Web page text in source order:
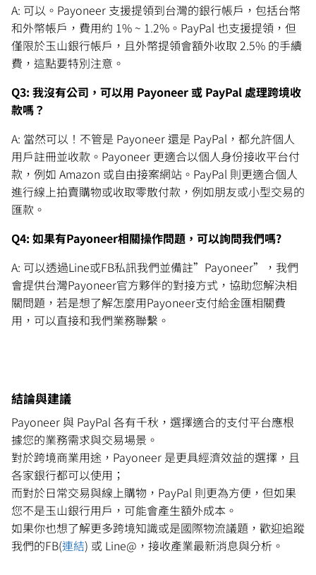
A: 可以。Payoneer 支援提領到台灣的銀行帳戶，包括台幣
和外幣帳戶，費用約 1% ~ 1.2%。PayPal 也支援提領，但
僅限於玉山銀行帳戶，且外幣提領會額外收取 2.5% 的手續
費，這點要特別注意。
Q3: 我沒有公司，可以用 Payoneer 或 PayPal 處理跨境收
款嗎？
A: 當然可以！不管是 Payoneer 還是 PayPal，都允許個人
用戶註冊並收款。Payoneer 更適合以個人身份接收平台付
款，例如 Amazon 或自由接案網站。PayPal 則更適合個人
進行線上拍賣購物或收取零散付款，例如朋友或小型交易的
匯款。
Q4: 如果有Payoneer相關操作問題，可以詢問我們嗎?
A: 可以透過Line或FB私訊我們並備註”Payoneer”，我們
會提供台灣Payoneer官方夥伴的對接方式，協助您解決相
關問題，若是想了解怎麼用Payoneer支付給金匯相關費
用，可以直接和我們業務聯繫。
結論與建議
Payoneer 與 PayPal 各有千秋，選擇適合的支付平台應根
據您的業務需求與交易場景。
對於跨境商業用途，Payoneer 是更具經濟效益的選擇，且
各家銀行都可以使用；
而對於日常交易與線上購物，PayPal 則更為方便，但如果
您不是玉山銀行用戶，可能會產生額外成本。
如果你也想了解更多跨境知識或是國際物流議題，歡迎追蹤
我們的FB(連結) 或 Line@，接收產業最新消息與分析。